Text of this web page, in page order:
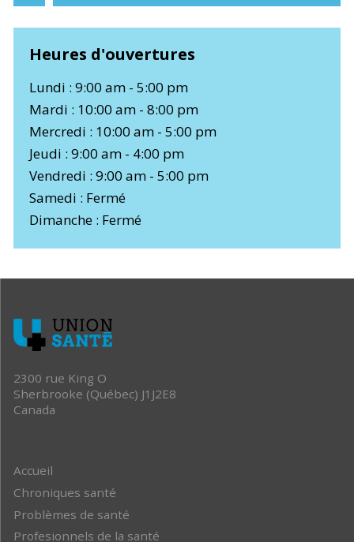
Heures d'ouvertures
Lundi : 9:00 am - 5:00 pm
Mardi : 10:00 am - 8:00 pm
Mercredi : 10:00 am - 5:00 pm
Jeudi : 9:00 am - 4:00 pm
Vendredi : 9:00 am - 5:00 pm
Samedi : Fermé
Dimanche : Fermé
2300 rue King O
Sherbrooke (Québec) J1J2E8
Canada
Accueil
Chroniques santé
Problèmes de santé
Profesionnels de la santé